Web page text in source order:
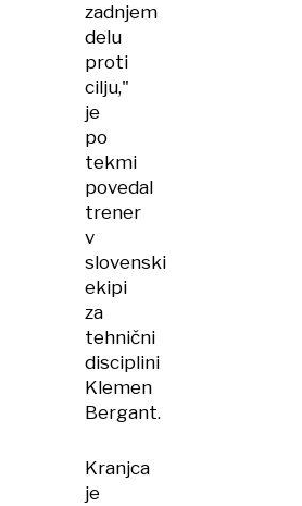
zadnjem
delu
proti
cilju,"
je
po
tekmi
povedal
trener
v
slovenski
ekipi
za
tehnični
disciplini
Klemen
Bergant.
Kranjca
je